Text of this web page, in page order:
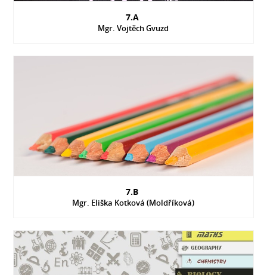
7.A
Mgr. Vojtěch Gvuzd
7.B
Mgr. Eliška Kotková (Moldříková)